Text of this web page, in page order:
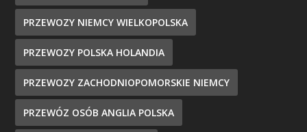
PRZEWOZY NIEMCY WIELKOPOLSKA
PRZEWOZY POLSKA HOLANDIA
PRZEWOZY ZACHODNIOPOMORSKIE NIEMCY
PRZEWÓZ OSÓB ANGLIA POLSKA